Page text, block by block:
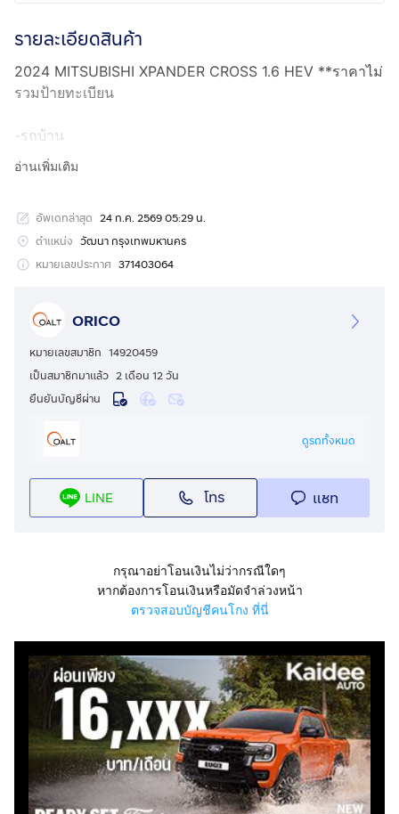
รายละเอียดสินค้า
2024 MITSUBISHI XPANDER CROSS 1.6 HEV **ราคาไม่
รวมป้ายทะเบียน
-รถบ้าน
-มือเดียว
-รุ่นTOP
-7ที่นั่ง
-แอร์หลังคา
-เบาะหนังแท้สีทูโทน
-พวงมาลัยMultifunction
-Cruise Comtrol
-Apple CarPlay
-ปุ่มสตาร์ท
-สภาพดีมาก
-ไม่เคยชน100%
-เข้าศูนย์ตลอด
-คู่มือBookserviceครบ
✅หาอยู่ไม่ผิดหวังแน่นอน✅
✅ฟรีบริการช่วยเหลือฉุกเฉิน24ชั่วโมง1ปี✅
*เงื่อนไขเป็นไปตามที่บริษัทและสถาบันการเงินกำหนด
สอบถามเพิ่มเติม ☎
Tel :กดเพื่อดูเบอร์โทร xxxxxx187
Line OA : @722xrwfz
คลิก :กดเพื่อดู Line: xxxxx
อ่านเพิ่มเติม
อัพเดทล่าสุด 24 ก.ค. 2569 05:29 น.
ตำแหน่ง วัฒนา กรุงเทพมหานคร
หมายเลขประกาศ 371403064
ORICO
หมายเลขสมาชิก 14920459
เป็นสมาชิกมาแล้ว 2 เดือน 12 วัน
ยืนยันบัญชีผ่าน
ดูรถทั้งหมด
LINE โทร แชท
กรุณาอย่าโอนเงินไม่ว่ากรณีใดๆ
หากต้องการโอนเงินหรือมัดจำล่วงหน้า
ตรวจสอบบัญชีคนโกง ที่นี่